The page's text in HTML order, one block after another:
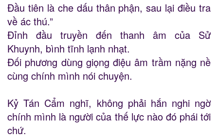
Đầu tiên là che dấu thân phận, sau lại điều tra
về ác thú.”
Đỉnh đầu truyền đến thanh âm của Sử
Khuynh, bình tĩnh lạnh nhạt.
Đối phương dùng giọng điệu âm trầm nặng nề
cùng chính mình nói chuyện.
Kỷ Tán Cẩm nghĩ, không phải hắn nghi ngờ
chính mình là người của thế lực nào đó phái tới
chứ.